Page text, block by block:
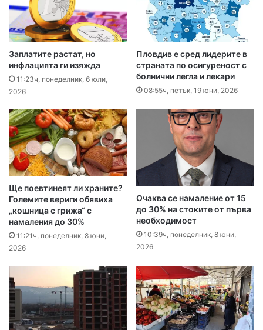
Заплатите растат, но
инфлацията ги изяжда
11:23ч, понеделник, 6 юли,
2026
Пловдив е сред лидерите в
страната по осигуреност с
болнични легла и лекари
08:55ч, петък, 19 юни, 2026
Ще поевтинеят ли храните?
Големите вериги обявиха
„кошница с грижа“ с
намаления до 30%
11:21ч, понеделник, 8 юни,
2026
Очаква се намаление от 15
до 30% на стоките от първа
необходимост
10:39ч, понеделник, 8 юни,
2026